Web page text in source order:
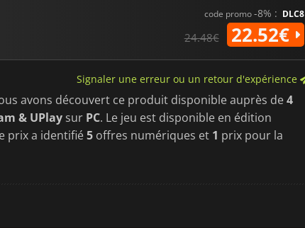
code promo-8% : DLC8
24.48€ 22.52€
Signaler une erreur ou un retour d'expérience
avons découvert ce produit disponible auprès de4
& UPlay sur PC. Le jeu est disponible en édition
prix a identifié5 offres numériques et 1 prix pour la